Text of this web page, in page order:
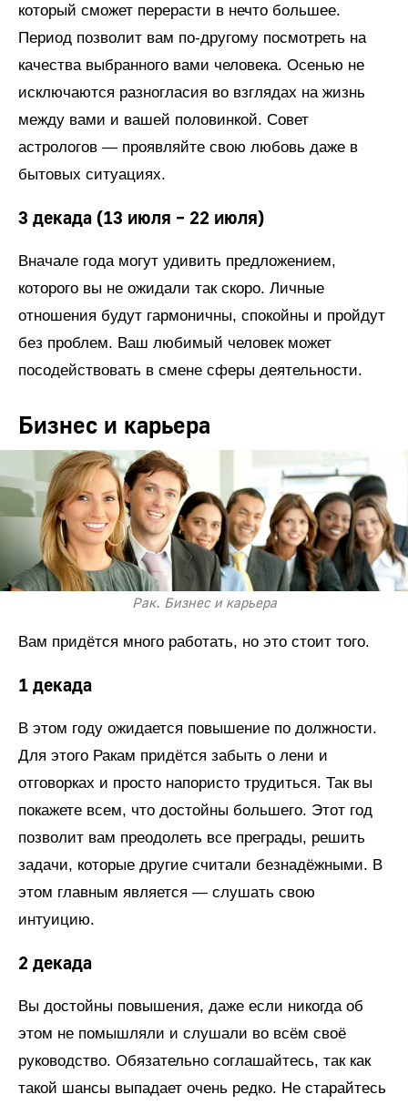
который сможет перерасти в нечто большее.
Период позволит вам по-другому посмотреть на
качества выбранного вами человека. Осенью не
исключаются разногласия во взглядах на жизнь
между вами и вашей половинкой. Совет
астрологов — проявляйте свою любовь даже в
бытовых ситуациях.
3 декада (13 июля – 22 июля)
Вначале года могут удивить предложением,
которого вы не ожидали так скоро. Личные
отношения будут гармоничны, спокойны и пройдут
без проблем. Ваш любимый человек может
посодействовать в смене сферы деятельности.
Бизнес и карьера
Рак. Бизнес и карьера
Вам придётся много работать, но это стоит того.
1 декада
В этом году ожидается повышение по должности.
Для этого Ракам придётся забыть о лени и
отговорках и просто напористо трудиться. Так вы
покажете всем, что достойны большего. Этот год
позволит вам преодолеть все преграды, решить
задачи, которые другие считали безнадёжными. В
этом главным является — слушать свою
интуицию.
2 декада
Вы достойны повышения, даже если никогда об
этом не помышляли и слушали во всём своё
руководство. Обязательно соглашайтесь, так как
такой шансы выпадает очень редко. Не старайтесь